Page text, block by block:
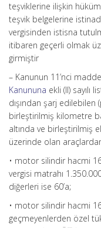
teşviklerine ilişkin
teşvik belgelerine
vergisinden istisna
itibaren geçerli olmak
girmiştir
– Kanunun 11’nci
Kanununa ekli (II) sayılı
dışından şarj
birleştirilmiş kilometre
altında ve birleştirilmiş
üzerinde olan
• motor silindir hacmi
vergisi matrahı
diğerleri ise 60’a;
• motor silindir hacmi
geçmeyenlerden özel